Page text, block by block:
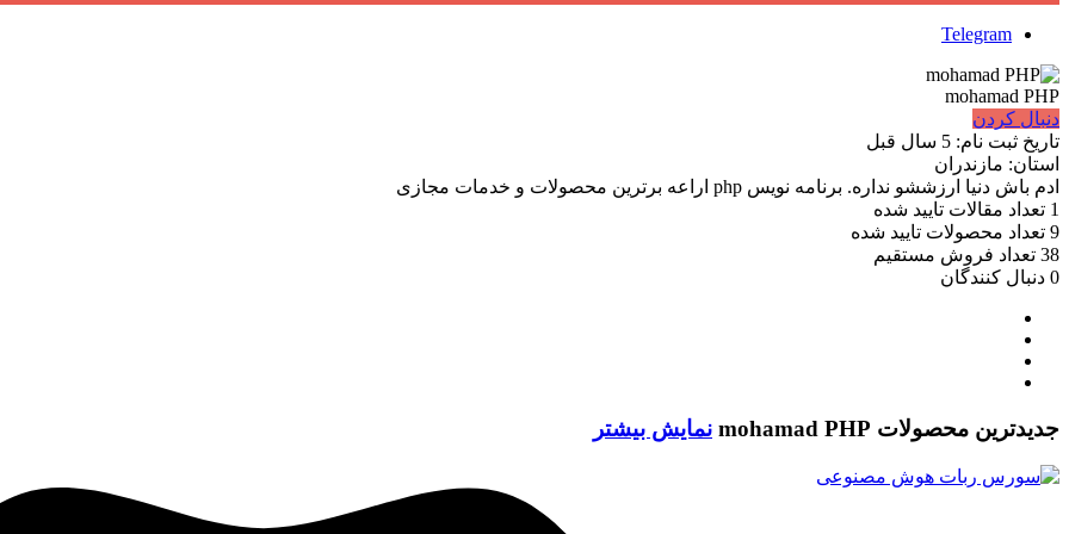
Telegram
mohamad PHP
دنبال کردن
تاریخ ثبت نام: 5 سال قبل
استان: مازندران
ادم باش دنیا ارزششو نداره. برنامه نویس php اراعه برترین محصولات و خدمات مجازی
1 تعداد مقالات تایید شده
9 تعداد محصولات تایید شده
38 تعداد فروش مستقیم
0 دنبال کنندگان
جدیدترین محصولات mohamad PHP نمایش بیشتر